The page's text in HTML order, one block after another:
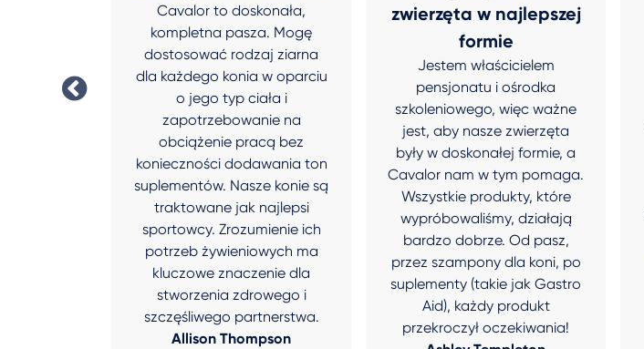
go
Cavalor to doskonała,
kompletna pasza. Mogę
dostosować rodzaj ziarna
dla każdego konia w oparciu
o jego typ ciała i
zapotrzebowanie na
obciążenie pracą bez
konieczności dodawania ton
suplementów. Nasze konie są
traktowane jak najlepsi
sportowcy. Zrozumienie ich
potrzeb żywieniowych ma
kluczowe znaczenie dla
stworzenia zdrowego i
szczęśliwego partnerstwa.
Allison Thompson
zwierzęta w najlepszej
formie
Jestem właścicielem
pensjonatu i ośrodka
szkoleniowego, więc ważne
jest, aby nasze zwierzęta
były w doskonałej formie, a
Cavalor nam w tym pomaga.
Wszystkie produkty, które
wypróbowaliśmy, działają
bardzo dobrze. Od pasz,
przez szampony dla koni, po
suplementy (takie jak Gastro
Aid), każdy produkt
przekroczył oczekiwania!